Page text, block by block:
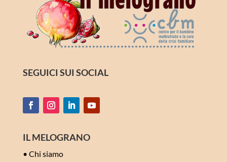
SEGUICI SUI SOCIAL
IL MELOGRANO
• Chi siamo